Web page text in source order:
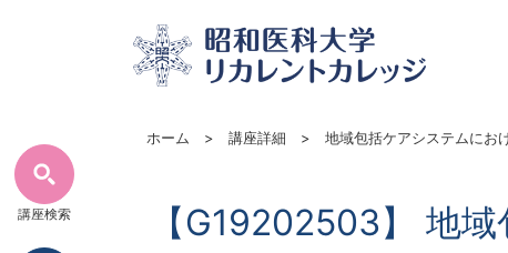
講座検索
ホーム 講座詳細 地域包括ケアシステムにお
【G19202503】 地